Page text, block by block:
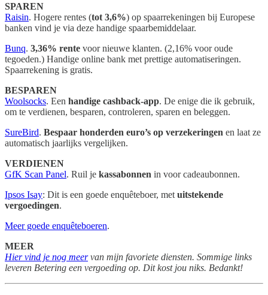
SPAREN
Raisin. Hogere rentes (tot 3,6%) op spaarrekeningen bij Europese
banken vind je via deze handige spaarbemiddelaar.
Bunq. 3,36% rente voor nieuwe klanten. (2,16% voor oude
tegoeden.) Handige online bank met prettige automatiseringen.
Spaarrekening is gratis.
BESPAREN
Woolsocks. Een handige cashback-app. De enige die ik gebruik,
om te verdienen, besparen, controleren, sparen en beleggen.
SureBird. Bespaar honderden euro’s op verzekeringen en laat ze
automatisch jaarlijks vergelijken.
VERDIENEN
GfK Scan Panel. Ruil je kassabonnen in voor cadeaubonnen.
Ipsos Isay: Dit is een goede enquêteboer, met uitstekende
vergoedingen.
Meer goede enquêteboeren.
MEER
Hier vind je nog meervan mijn favoriete diensten. Sommige links
leveren Betering een vergoeding op. Dit kost jou niks. Bedankt!